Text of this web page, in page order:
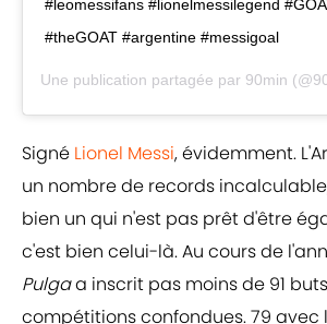
#leomessifans #lionelmessilegend
#theGOAT #argentine #messigoal
Une publication partagée par 90min
Signé Lionel Messi, évidemment.
un nombre de records
bien un qui n'est pas prêt d'être
c'est bien celui-là. Au cours de
Pulgaa inscrit pas moins de 91
compétitions confondues. 79 avec